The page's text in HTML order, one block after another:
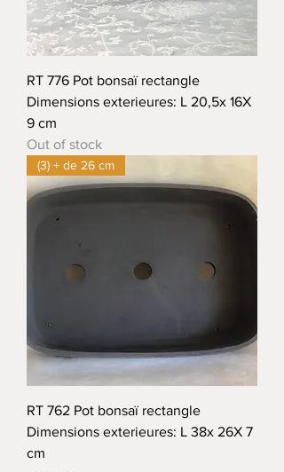
RT 776 Pot bonsaï rectangle
Dimensions exterieures: L 20,5x 16X
9 cm
Out of stock
(3) + de 26 cm
RT 762 Pot bonsaï rectangle
Dimensions exterieures: L 38x 26X 7
cm